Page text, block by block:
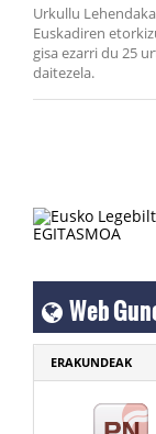
Urkullu
Euskadiren
gisa ezarri du 25
daitezela.
Web
ERAKUNDEAK